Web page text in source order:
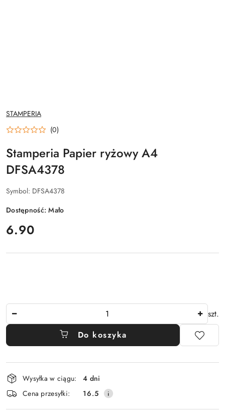
NAZWA
PRODUCENTA:
STAMPERIA
(0)
Stamperia Papier ryżowy A4
DFSA4378
Symbol: DFSA4378
Dostępność:Mało
cena:
6.90
szt.
Do koszyka
Dostępność
i
dostawa
Wysyłka w ciągu:
4 dni
Cena przesyłki:
16.5